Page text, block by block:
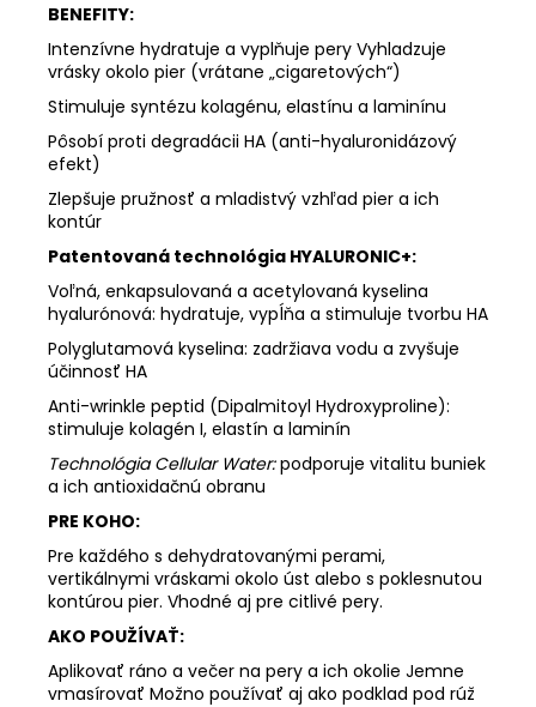
BENEFITY:
Intenzívne hydratuje a vyplňuje pery Vyhladzuje
vrásky okolo pier (vrátane „cigaretových“)
Stimuluje syntézu kolagénu, elastínu a laminínu
Pôsobí proti degradácii HA (anti-hyaluronidázový
efekt)
Zlepšuje pružnosť a mladistvý vzhľad pier a ich
kontúr
Patentovaná technológia HYALURONIC+:
Voľná, enkapsulovaná a acetylovaná kyselina
hyalurónová: hydratuje, vypĺňa a stimuluje tvorbu HA
Polyglutamová kyselina: zadržiava vodu a zvyšuje
účinnosť HA
Anti-wrinkle peptid (Dipalmitoyl Hydroxyproline):
stimuluje kolagén I, elastín a laminín
Technológia Cellular Water:podporuje vitalitu buniek
a ich antioxidačnú obranu
PRE KOHO:
Pre každého s dehydratovanými perami,
vertikálnymi vráskami okolo úst alebo s poklesnutou
kontúrou pier. Vhodné aj pre citlivé pery.
AKO POUŽÍVAŤ:
Aplikovať ráno a večer na pery a ich okolie Jemne
vmasírovať Možno používať aj ako podklad pod rúž